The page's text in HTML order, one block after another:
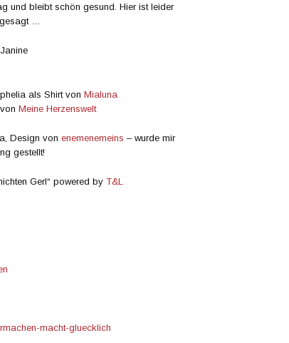
und bleibt schön gesund. Hier ist leider
…
als Shirt von Mialuna
Meine Herzenswelt
Design von enemenemeins – wurde mir
gestellt!
Gerl“ powered by T&L